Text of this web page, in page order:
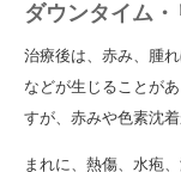
ダウンタイム・
治療後は、赤み、腫
などが生じることが
すが、赤みや色素沈
まれに、熱傷、水疱